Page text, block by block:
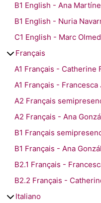
B1 English - Ana
B1 English - Nuria
C1 English - Marc
Français
A1 Français - Catherine
A1 Français - Francesca
A2 Français
A2 Français - Ana
B1 Français
B1 Français - Ana
B2.1 Français -
B2.2 Français -
Italiano